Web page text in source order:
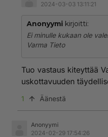
2024-03-03 13:11:21
Anonyymi kirjoitti:
Ei minulle kukaan ole
Varma Tieto
Tuo vastaus kiteyttää
uskottavuuden
1 Äänestä
Anonyymi
2024-02-29 17:54:26